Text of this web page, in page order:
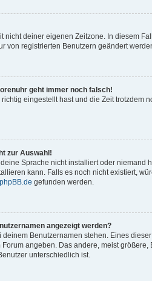
deiner eigenen Zeitzone. In diesem
von registrierten Benutzern geändert
geht immer noch falsch!
eingestellt hast und die Zeit trotzdem
zur Auswahl!
Sprache nicht installiert oder
kann. Falls es noch nicht existiert,
phpBB.de gefunden werden.
angezeigt werden?
Benutzernamen stehen. Eines
angeben. Das andere, meist
unterschiedlich ist.